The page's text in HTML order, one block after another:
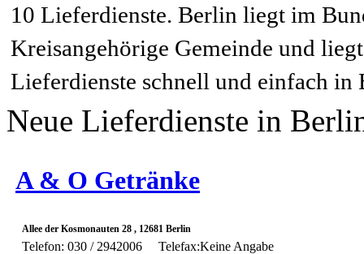
10 Lieferdienste. Berlin liegt im
Kreisangehörige Gemeinde und
Lieferdienste schnell und einfach
Neue Lieferdienste in
A & O Getränke
Allee der Kosmonauten 28 , 12681 Berlin
Telefon: 030 / 2942006
Telefax:Keine Angabe